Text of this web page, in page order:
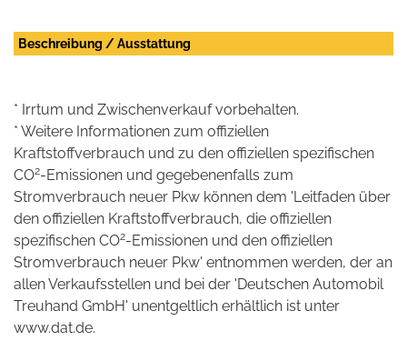
Beschreibung / Ausstattung
* Irrtum und Zwischenverkauf vorbehalten.
* Weitere Informationen zum offiziellen
Kraftstoffverbrauch und zu den offiziellen spezifischen
CO2-Emissionen und gegebenenfalls zum
Stromverbrauch neuer Pkw können dem 'Leitfaden über
den offiziellen Kraftstoffverbrauch, die offiziellen
spezifischen CO2-Emissionen und den offiziellen
Stromverbrauch neuer Pkw' entnommen werden, der an
allen Verkaufsstellen und bei der 'Deutschen Automobil
Treuhand GmbH' unentgeltlich erhältlich ist unter
www.dat.de.